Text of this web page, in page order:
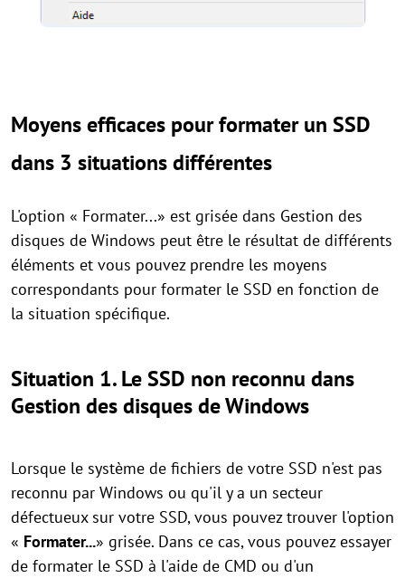
Moyens efficaces pour formater un SSD
dans 3 situations différentes
L'option « Formater...» est grisée dans Gestion des
disques de Windows peut être le résultat de différents
éléments et vous pouvez prendre les moyens
correspondants pour formater le SSD en fonction de
la situation spécifique.
Situation 1. Le SSD non reconnu dans
Gestion des disques de Windows
Lorsque le système de fichiers de votre SSD n'est pas
reconnu par Windows ou qu'il y a un secteur
défectueux sur votre SSD, vous pouvez trouver l'option
« Formater...» grisée. Dans ce cas, vous pouvez essayer
de formater le SSD à l'aide de CMD ou d'un